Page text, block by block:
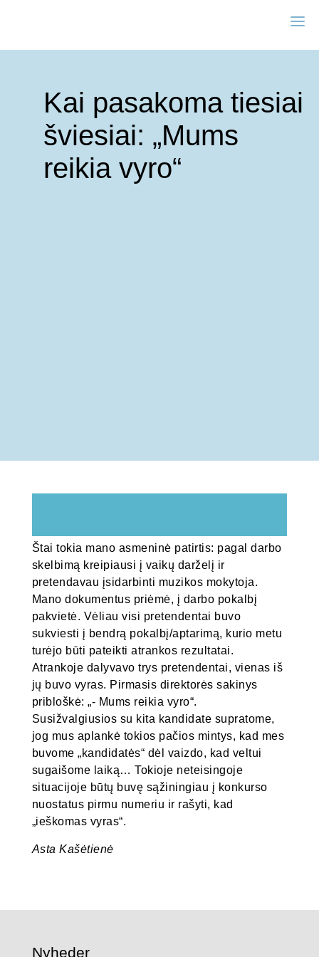
Kai pasakoma tiesiai
šviesiai: „Mums
reikia vyro“
Štai tokia mano asmeninė patirtis: pagal darbo
skelbimą kreipiausi į vaikų darželį ir
pretendavau įsidarbinti muzikos mokytoja.
Mano dokumentus priėmė, į darbo pokalbį
pakvietė. Vėliau visi pretendentai buvo
sukviesti į bendrą pokalbį/aptarimą, kurio metu
turėjo būti pateikti atrankos rezultatai.
Atrankoje dalyvavo trys pretendentai, vienas iš
jų buvo vyras. Pirmasis direktorės sakinys
pribloškė: „- Mums reikia vyro“.
Susižvalgiusios su kita kandidate supratome,
jog mus aplankė tokios pačios mintys, kad mes
buvome „kandidatės“ dėl vaizdo, kad veltui
sugaišome laiką… Tokioje neteisingoje
situacijoje būtų buvę sąžiningiau į konkurso
nuostatus pirmu numeriu ir rašyti, kad
„ieškomas vyras“.
Asta Kašėtienė
Nyheder